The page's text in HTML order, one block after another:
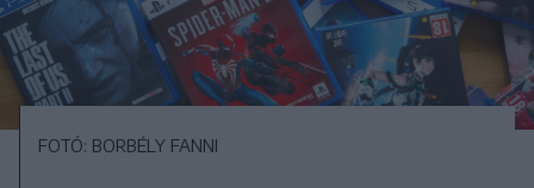
FOTÓ: BORBÉLY FANNI